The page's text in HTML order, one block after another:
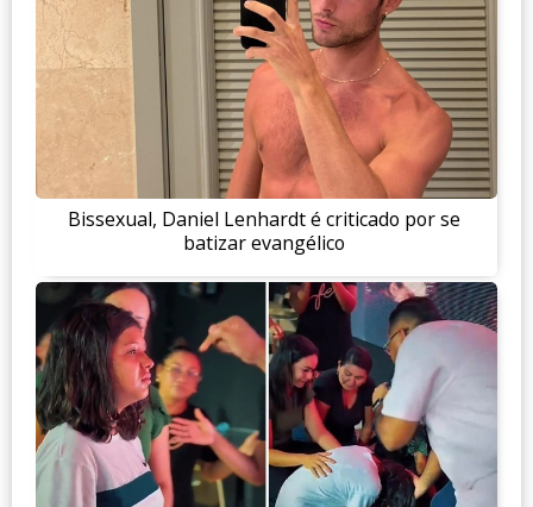
Bissexual, Daniel Lenhardt é criticado por se
batizar evangélico